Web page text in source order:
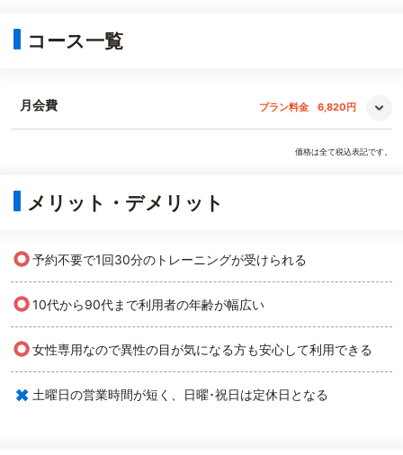
コース一覧
月会費 プラン料金 6,820円
価格は全て税込表記です。
メリット・デメリット
○予約不要で1回30分のトレーニングが受けられる
○10代から90代まで利用者の年齢が幅広い
○女性専用なので異性の目が気になる方も安心して利用できる
× 土曜日の営業時間が短く、日曜･祝日は定休日となる